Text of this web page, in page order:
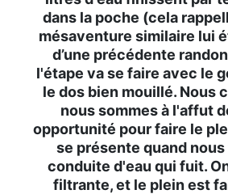
dans la poche (cela
mésaventure similaire lui
d’une précédente
l'étape va se faire avec le
le dos bien mouillé. Nous
nous sommes à l'affut
opportunité pour faire le
se présente quand
conduite d'eau qui fuit.
filtrante, et le plein est